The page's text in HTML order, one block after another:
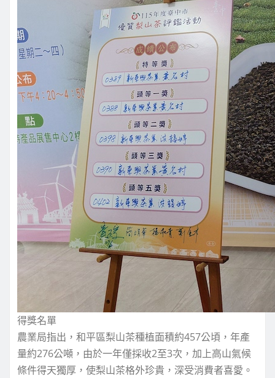
得獎名單
農業局指出，和平區梨山茶種植面積約457公頃，年產
量約276公噸，由於一年僅採收2至3次，加上高山氣候
條件得天獨厚，使梨山茶格外珍貴，深受消費者喜愛。